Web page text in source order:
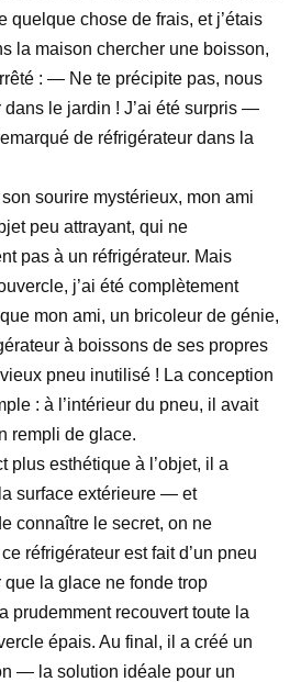
quelque chose de frais, et j’étais
la maison chercher une boisson,
: — Ne te précipite pas, nous
dans le jardin ! J’ai été surpris —
de réfrigérateur dans la
sourire mystérieux, mon ami
peu attrayant, qui ne
pas à un réfrigérateur. Mais
j’ai été complètement
mon ami, un bricoleur de génie,
à boissons de ses propres
pneu inutilisé ! La conception
: à l’intérieur du pneu, il avait
rempli de glace.
plus esthétique à l’objet, il a
surface extérieure — et
connaître le secret, on ne
réfrigérateur est fait d’un pneu
la glace ne fonde trop
prudemment recouvert toute la
épais. Au final, il a créé un
— la solution idéale pour un